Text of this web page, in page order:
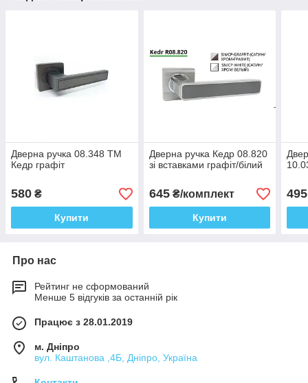
Дверна ручка 08.348 ТМ
Кедр графіт
580 ₴
Купити
Дверна ручка Кедр 08.820
зі вставками графіт/білий
645₴/комплект
Купити
495
Про нас
Рейтинг не сформований
Менше 5 відгуків за останній рік
Працює з 28.01.2019
м. Дніпро
вул. Каштанова ,4Б, Дніпро, Україна